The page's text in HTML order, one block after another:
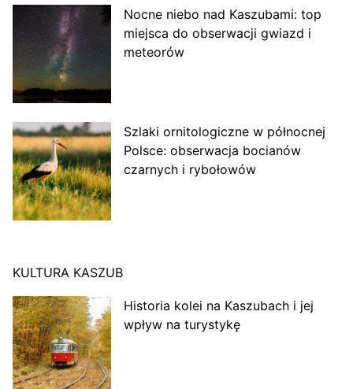
Nocne niebo nad Kaszubami: top
miejsca do obserwacji gwiazd i
meteorów
Szlaki ornitologiczne w północnej
Polsce: obserwacja bocianów
czarnych i rybołowów
KULTURA KASZUB
Historia kolei na Kaszubach i jej
wpływ na turystykę